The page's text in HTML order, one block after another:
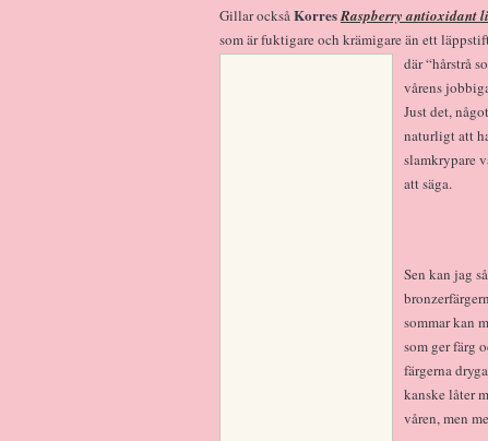
Gillar ocksåKorresRaspberry antioxidant
som är fuktigare och krämigare än ett
där “hårstrå
vårens
Just det,
naturligt att
slamkrypare
att säga.
Sen kan jag
sommar kan
som ger färg
färgerna
kanske låter
våren, men